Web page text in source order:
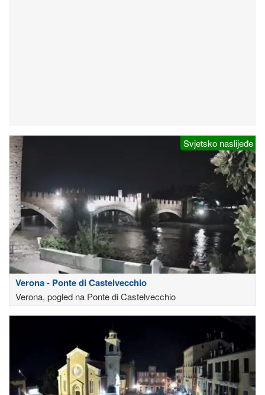
Svjetsko naslijeđe
Verona - Ponte di Castelvecchio
Verona, pogled na Ponte di Castelvecchio